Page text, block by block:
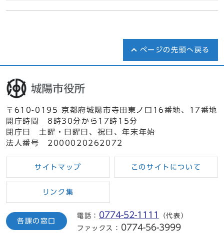
ページの先頭へ戻る
〒610-0195 京都府城陽市寺田東ノ口16番地、17番地
開庁時間 8時30分から17時15分
閉庁日 土曜・日曜日、祝日、年末年始
法人番号 2000020262072
サイトマップ このサイトについて
リンク集
各課の窓口
電話： 0774-52-1111
（代表）
ファックス：
0774-56-3999